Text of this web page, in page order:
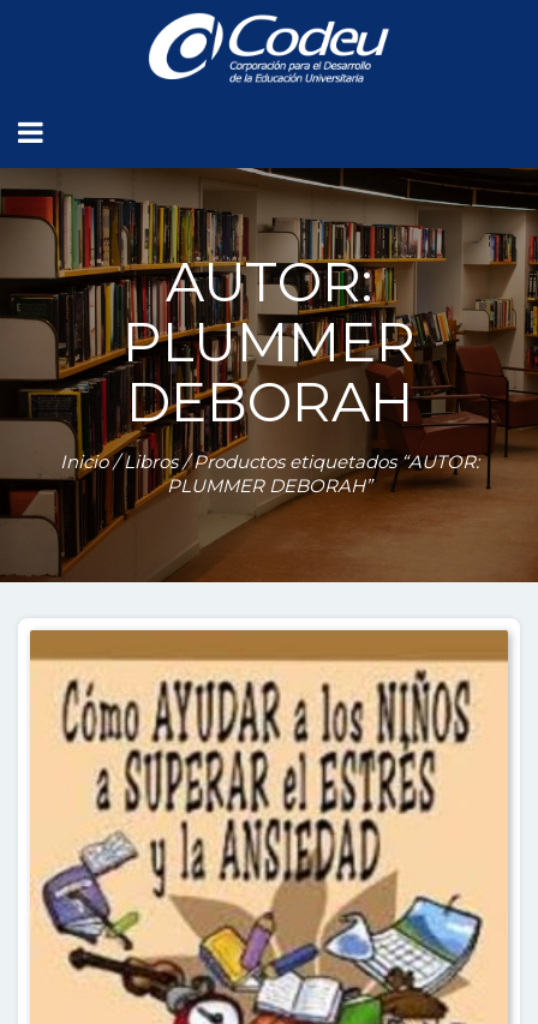
AUTOR:
PLUMMER
DEBORAH
Inicio/Libros/ Productos etiquetados “AUTOR:
PLUMMER DEBORAH”